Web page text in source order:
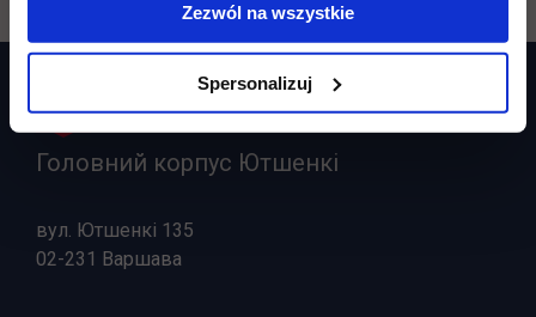
Zezwól na wszystkie
Spersonalizuj
01
Головний корпус Ютшенкі
вул. Ютшенкі 135
02-231 Варшава